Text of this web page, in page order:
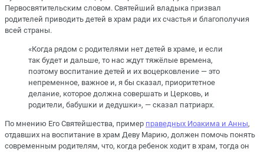
Первосвятительским словом. Святейший владыка призвал
родителей приводить детей в храм ради их счастья и благополучия
всей страны.
«Когда рядом с родителями нет детей в храме, и если
так будет и дальше, то нас ждут тяжёлые времена,
поэтому воспитание детей и их воцерковление — это
непременное, важное и, я бы сказал, приоритетное
делание, которое должна совершать и Церковь, и
родители, бабушки и дедушки», — сказал патриарх.
По мнению Его Святейшества, пример праведных Иоакима и Анны,
отдавших на воспитание в храм Деву Марию, должен помочь понять
современным родителям, что, когда ребенок ходит в храм, тогда он